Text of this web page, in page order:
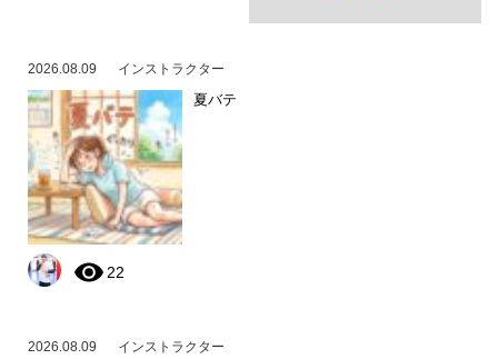
2026.08.09 インストラクター
夏バテ
22
2026.08.09 インストラクター